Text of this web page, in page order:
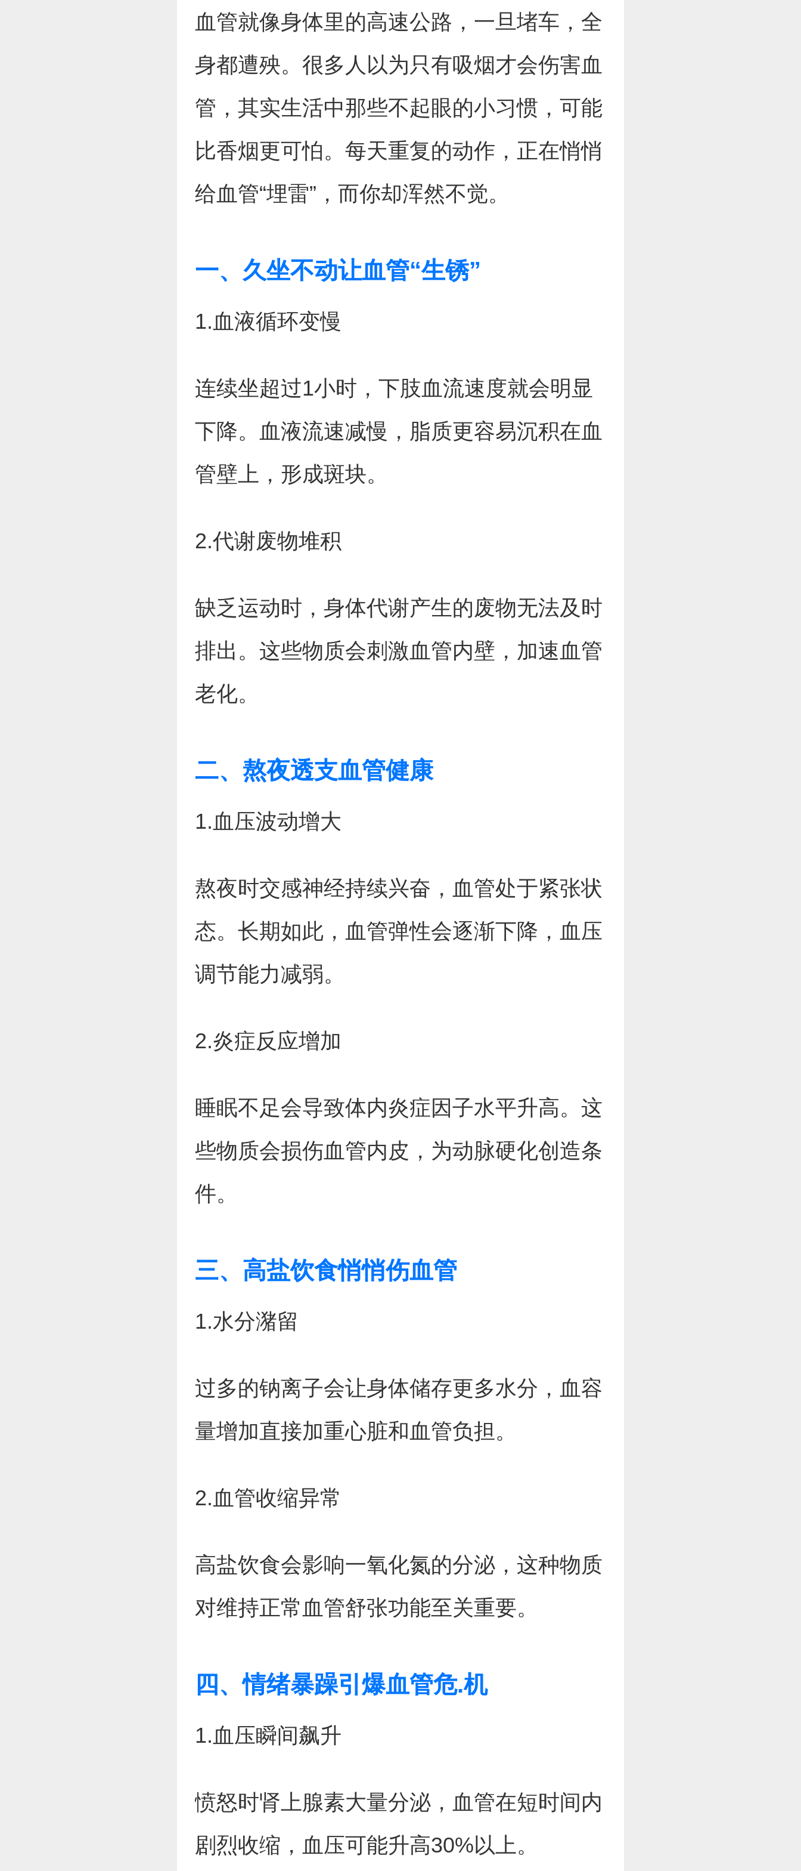
血管就像身体里的高速公路，一旦堵车，全
身都遭殃。很多人以为只有吸烟才会伤害血
管，其实生活中那些不起眼的小习惯，可能
比香烟更可怕。每天重复的动作，正在悄悄
给血管“埋雷”，而你却浑然不觉。
一、久坐不动让血管“生锈”
1.血液循环变慢
连续坐超过1小时，下肢血流速度就会明显
下降。血液流速减慢，脂质更容易沉积在血
管壁上，形成斑块。
2.代谢废物堆积
缺乏运动时，身体代谢产生的废物无法及时
排出。这些物质会刺激血管内壁，加速血管
老化。
二、熬夜透支血管健康
1.血压波动增大
熬夜时交感神经持续兴奋，血管处于紧张状
态。长期如此，血管弹性会逐渐下降，血压
调节能力减弱。
2.炎症反应增加
睡眠不足会导致体内炎症因子水平升高。这
些物质会损伤血管内皮，为动脉硬化创造条
件。
三、高盐饮食悄悄伤血管
1.水分潴留
过多的钠离子会让身体储存更多水分，血容
量增加直接加重心脏和血管负担。
2.血管收缩异常
高盐饮食会影响一氧化氮的分泌，这种物质
对维持正常血管舒张功能至关重要。
四、情绪暴躁引爆血管危.机
1.血压瞬间飙升
愤怒时肾上腺素大量分泌，血管在短时间内
剧烈收缩，血压可能升高30%以上。